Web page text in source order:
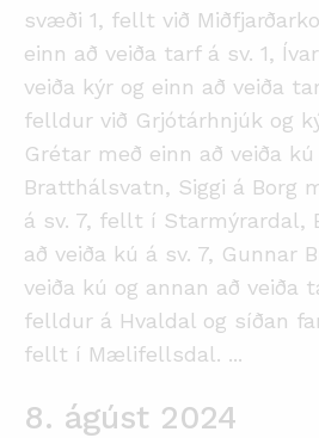
svæði 1, fellt við
einn að veiða tarf á sv. 1,
veiða kýr og einn að veiða
felldur við Grjótárhnjúk og
Grétar með einn að veiða
Bratthálsvatn, Siggi á Borg
á sv. 7, fellt í Starmýrardal,
að veiða kú á sv. 7, Gunnar
veiða kú og annan að veiða
felldur á Hvaldal og síðan
fellt í Mælifellsdal. ...
8. ágúst 2024